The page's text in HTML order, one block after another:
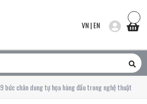
VN|EN
9 bức chân dung tự họa hàng đầu trong nghệ thuật